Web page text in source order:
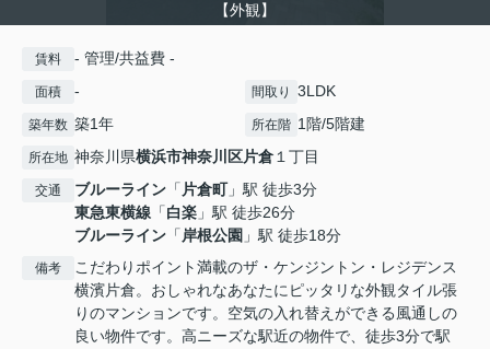
【外観】
賃料 - 管理/共益費 -
面積 - 間取り 3LDK
築年数 築1年 所在階 1階/5階建
所在地 神奈川県横浜市神奈川区片倉１丁目
交通 ブルーライン 「片倉町」駅 徒歩3分
東急東横線 「白楽 」駅 徒歩26分
ブルーライン 「岸根公園 」駅 徒歩18分
備考
こだわりポイント満載のザ・ケンジントン・レジデンス
横濱片倉。おしゃれなあなたにピッタリな外観タイル張
りのマンションです。空気の入れ替えができる風通しの
良い物件です。高ニーズな駅近の物件で、徒歩3分で駅